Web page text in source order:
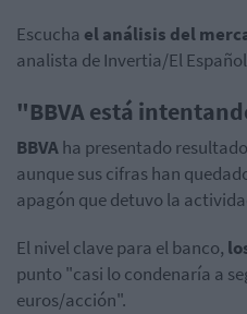
Escucha el análisis del
analista de Invertia/El
"BBVA está
BBVAha presentado
aunque sus cifras han
apagón que detuvo la
El nivel clave para el banco,
punto "casi lo condenaría a
euros/acción".